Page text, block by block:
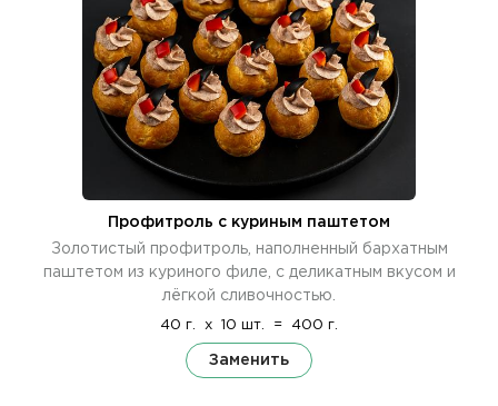
Профитроль с куриным паштетом
Золотистый профитроль, наполненный бархатным
паштетом из куриного филе, с деликатным вкусом и
лёгкой сливочностью.
40 г. x 10 шт. = 400 г.
Заменить